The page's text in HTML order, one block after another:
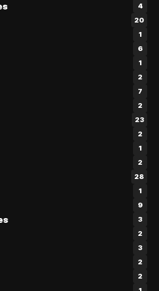
4
20
1
6
1
2
7
2
23
2
1
2
28
1
9
3
2
3
2
2